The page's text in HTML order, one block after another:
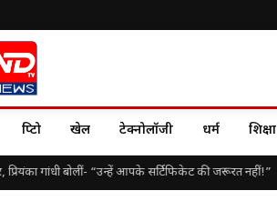
क्रिप्टो खेल टेक्नोलॉजी धर्म शिक्षा
प्रियंका गांधी बोलीं- “उन्हें आपके सर्टिफिकेट की जरूरत नहीं!”